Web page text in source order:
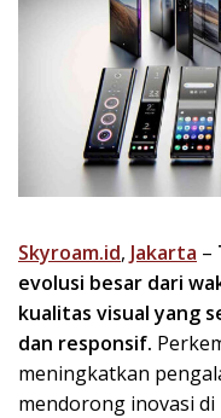
Skyroam.id, Jakarta –
evolusi besar dari
kualitas visual yang
dan responsif.
meningkatkan
mendorong inovasi